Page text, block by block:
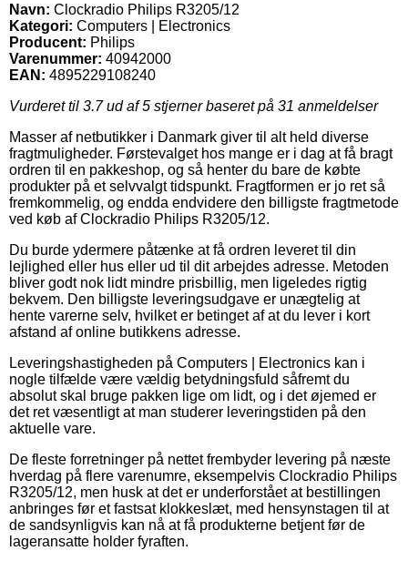
Navn: Clockradio Philips R3205/12
Kategori: Computers | Electronics
Producent: Philips
Varenummer: 40942000
EAN: 4895229108240
Vurderet til 3.7ud af 5 stjerner baseret på 31 anmeldelser
Masser af netbutikker i Danmark giver til alt held diverse
fragtmuligheder. Førstevalget hos mange er i dag at få bragt
ordren til en pakkeshop, og så henter du bare de købte
produkter på et selvvalgt tidspunkt. Fragtformen er jo ret så
fremkommelig, og endda endvidere den billigste fragtmetode
ved køb af Clockradio Philips R3205/12.
Du burde ydermere påtænke at få ordren leveret til din
lejlighed eller hus eller ud til dit arbejdes adresse. Metoden
bliver godt nok lidt mindre prisbillig, men ligeledes rigtig
bekvem. Den billigste leveringsudgave er unægtelig at
hente varerne selv, hvilket er betinget af at du lever i kort
afstand af online butikkens adresse.
Leveringshastigheden på Computers | Electronics kan i
nogle tilfælde være vældig betydningsfuld såfremt du
absolut skal bruge pakken lige om lidt, og i det øjemed er
det ret væsentligt at man studerer leveringstiden på den
aktuelle vare.
De fleste forretninger på nettet frembyder levering på næste
hverdag på flere varenumre, eksempelvis Clockradio Philips
R3205/12, men husk at det er underforstået at bestillingen
anbringes før et fastsat klokkeslæt, med hensynstagen til at
de sandsynligvis kan nå at få produkterne betjent før de
lageransatte holder fyraften.